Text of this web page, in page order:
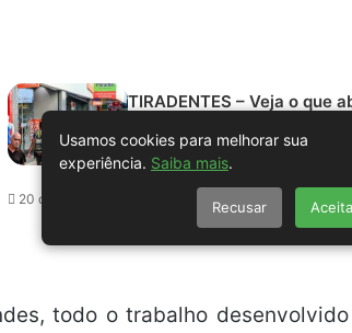
TIRADENTES – Veja o que
fecha em Maceió no
terça (21)
20 de abril de 2026 - 11:32.
todo o trabalho
Usamos cookies para melhorar sua
experiência. Saiba mais
Recusar